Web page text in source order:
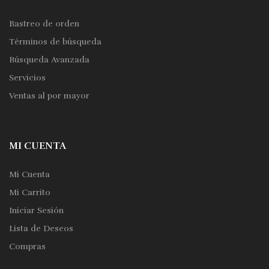
Rastreo de orden
Términos de búsqueda
Búsqueda Avanzada
Servicios
Ventas al por mayor
MI CUENTA
Mi Cuenta
Mi Carrito
Iniciar Sesión
Lista de Deseos
Compras